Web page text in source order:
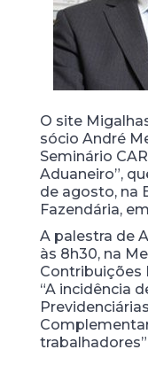
O site
sócio André
Seminário
Aduaneiro”,
de agosto, na
Fazendária,
A palestra de
às 8h30, na
Contribuições
“A incidência